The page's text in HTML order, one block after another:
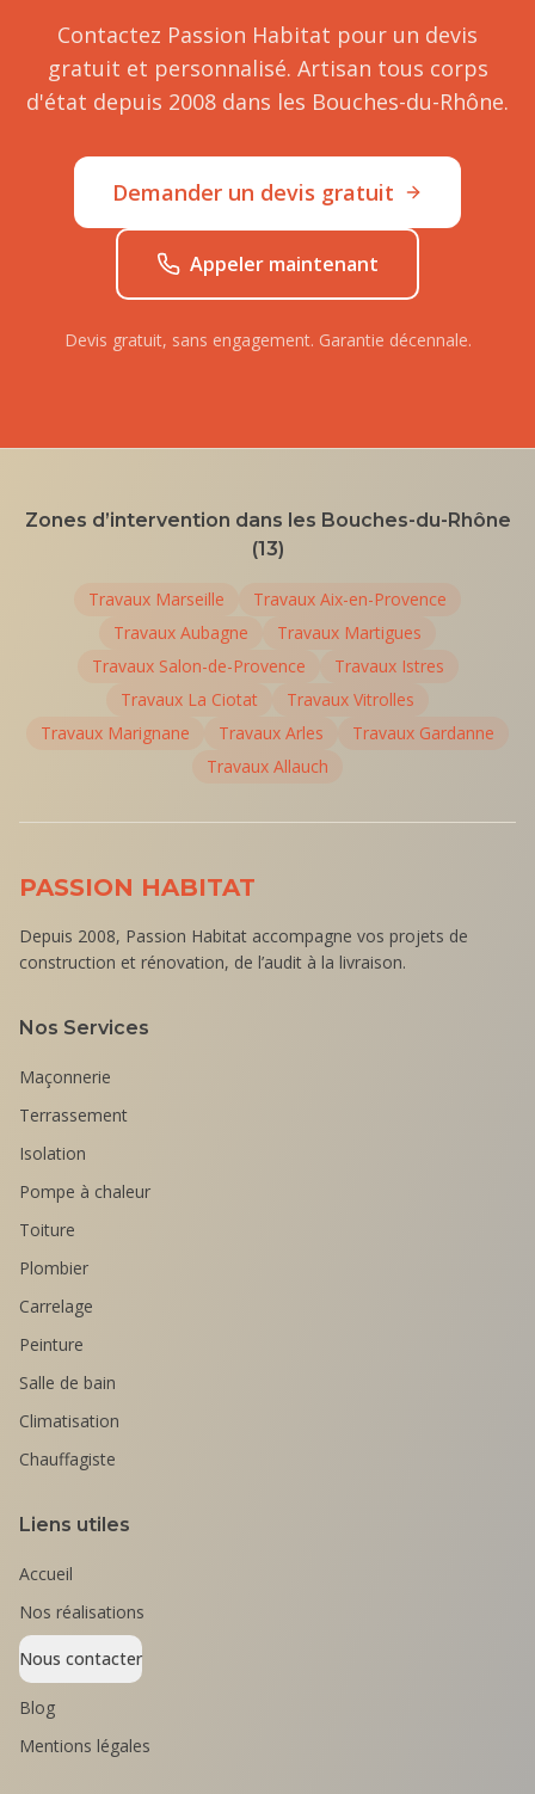
Contactez Passion Habitat pour un devis
gratuit et personnalisé. Artisan tous corps
d'état depuis 2008 dans les Bouches-du-Rhône.
Demander un devis gratuit
Appeler maintenant
Devis gratuit, sans engagement. Garantie décennale.
Zones d’intervention dans les Bouches-du-Rhône
(13)
Travaux Marseille Travaux Aix-en-Provence
Travaux Aubagne Travaux Martigues
Travaux Salon-de-Provence Travaux Istres
Travaux La Ciotat Travaux Vitrolles
Travaux Marignane Travaux Arles Travaux Gardanne
Travaux Allauch
PASSION HABITAT
Depuis 2008, Passion Habitat accompagne vos projets de
construction et rénovation, de l’audit à la livraison.
Nos Services
Maçonnerie
Terrassement
Isolation
Pompe à chaleur
Toiture
Plombier
Carrelage
Peinture
Salle de bain
Climatisation
Chauffagiste
Liens utiles
Accueil
Nos réalisations
Nous contacter
Blog
Mentions légales